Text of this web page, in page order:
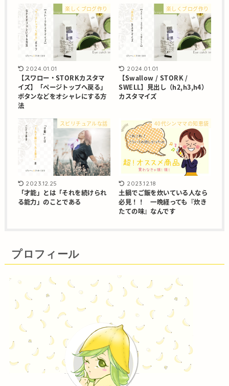
楽しくブログ作り
2024.01.01
【スワロー・STORKカスタマ
イズ】「ページトップへ戻る」
ボタンなどをオシャレにする方
法
楽しくブログ作り
2024.01.01
【Swallow / STORK /
SWELL】見出し（h2,h3,h4）
カスタマイズ
スピリチュアルな話
2023.12.25
「才能」とは「それを続けられ
る能力」のことである
40代シンママの知恵袋
2023.12.18
土鍋でご飯を炊いている人なら
必見！！ 一晩経っても『炊き
たての味』なんです
プロフィール